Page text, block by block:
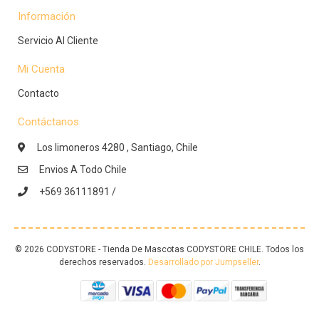
Información
Servicio Al Cliente
Mi Cuenta
Contacto
Contáctanos
Los limoneros 4280 , Santiago, Chile
Envios A Todo Chile
+569 36111891 /
© 2026 CODYSTORE - Tienda De Mascotas CODYSTORE CHILE. Todos los
derechos reservados. Desarrollado por Jumpseller.